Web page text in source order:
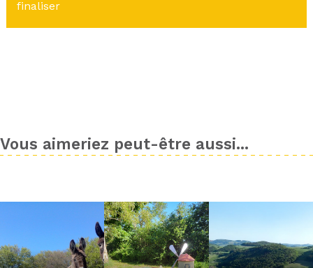
finaliser
Vous aimeriez peut-être aussi...